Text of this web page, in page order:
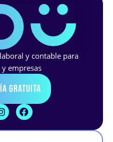
y contable para
empresas
Gratuita
I
n
t
F
a
e